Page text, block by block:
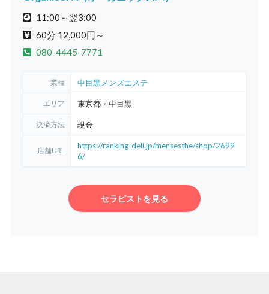
11:00～翌3:00
60分 12,000円～
080-4445-7771
業種 中目黒メンズエステ
エリア 東京都・中目黒
決済方法 現金
店舗URL
https://ranking-deli.jp/mensesthe/shop/2699
6/
セラピストを見る